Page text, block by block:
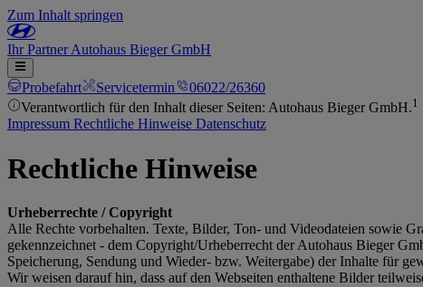
Zum Inhalt springen
IhrPartnerAutohaus Bieger GmbH
Probefahrt Servicetermin
06022/26360
Verantwortlich für den Inhalt dieser Seiten: Autohaus Bieger GmbH.1
Impressum Rechtliche Hinweise Datenschutz
Rechtliche Hinweise
Urheberrechte / Copyright
Alle Rechte vorbehalten. Texte, Bilder, Ton- und Videodateien sowie
gekennzeichnet ‐ dem Copyright/Urheberrecht der Autohaus Bieger
Speicherung, Sendung und Wieder- bzw. Weitergabe) der Inhalte für
Wir weisen darauf hin, dass auf den Webseiten enthaltene Bilder